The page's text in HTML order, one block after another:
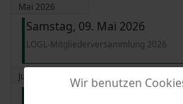
Mai 2026
Samstag, 09. Mai 2026
LOGL-Mitgliederversammlung 2026
Juni 2026 Wir benutzen